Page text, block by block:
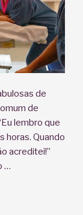
de
de
lembro que
horas. Quando
acreditei!”
…